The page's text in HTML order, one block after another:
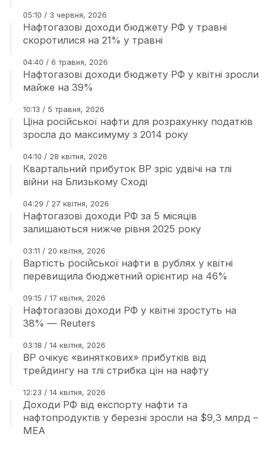
05:10 / 3 червня, 2026
Нафтогазові доходи бюджету РФ у травні
скоротилися на 21% у травні
04:40 / 6 травня, 2026
Нафтогазові доходи бюджету РФ у квітні зросли
майже на 39%
10:13 / 5 травня, 2026
Ціна російської нафти для розрахунку податків
зросла до максимуму з 2014 року
04:10 / 28 квітня, 2026
Квартальний прибуток BP зріс удвічі на тлі
війни на Близькому Сході
04:29 / 27 квітня, 2026
Нафтогазові доходи РФ за 5 місяців
залишаються нижче рівня 2025 року
03:11 / 20 квітня, 2026
Вартість російської нафти в рублях у квітні
перевищила бюджетний орієнтир на 46%
09:15 / 17 квітня, 2026
Нафтогазові доходи РФ у квітні зростуть на
38% — Reuters
03:18 / 14 квітня, 2026
BP очікує «виняткових» прибутків від
трейдингу на тлі стрибка цін на нафту
12:23 / 14 квітня, 2026
Доходи РФ від експорту нафти та
нафтопродуктів у березні зросли на $9,3 млрд –
МЕА